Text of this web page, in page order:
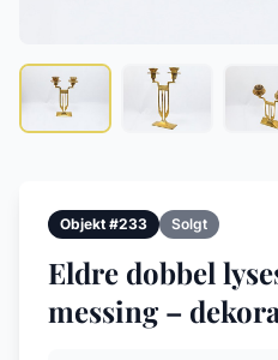
Objekt #233 Solgt
Eldre dobbel
messing –